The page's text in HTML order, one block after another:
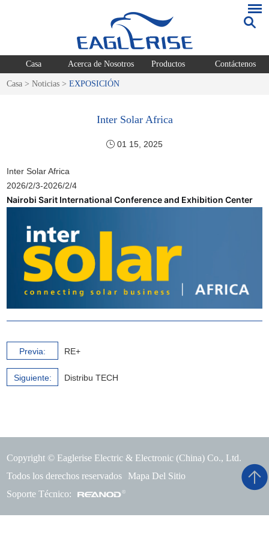
Casa Acerca de Nosotros Productos Contáctenos
Casa >Noticias >EXPOSICIÓN
Inter Solar Africa
01 15, 2025
Inter Solar Africa
2026/2/3-2026/2/4
Nairobi Sarit International Conference and Exhibition Center
Previa: RE+
Siguiente: Distribu TECH
Copyright © Eaglerise Electric & Electronic (China) Co., Ltd.
Todos los derechos reservados
Mapa Del Sitio
Soporte Técnico: